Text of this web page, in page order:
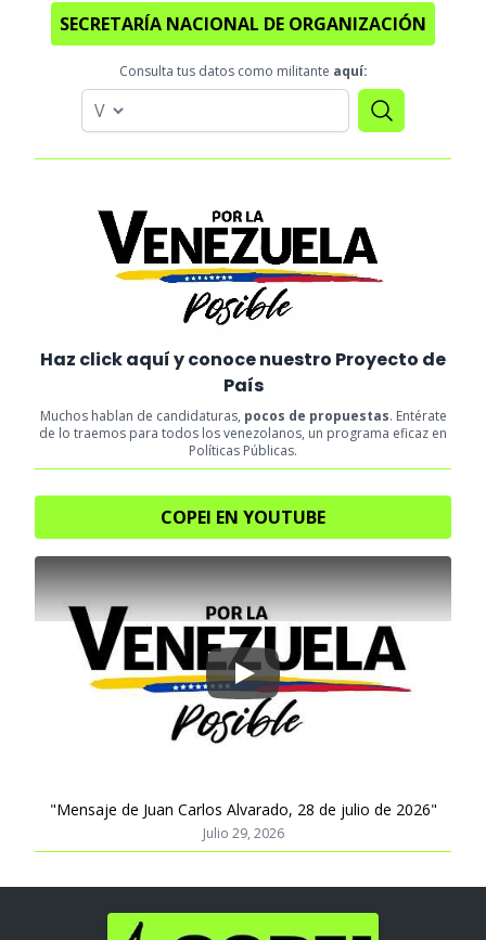
SECRETARÍA NACIONAL DE ORGANIZACIÓN
Consulta tus datos como militante aquí:
Haz click aquí y conoce nuestro Proyecto de
País
Muchos hablan de candidaturas, pocos de propuestas. Entérate
de lo traemos para todos los venezolanos, un programa eficaz en
Políticas Públicas.
COPEI EN YOUTUBE
Play
"Mensaje de Juan Carlos Alvarado, 28 de julio de 2026"
Julio 29, 2026